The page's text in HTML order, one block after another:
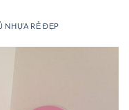
NHỰA RẺ ĐẸP